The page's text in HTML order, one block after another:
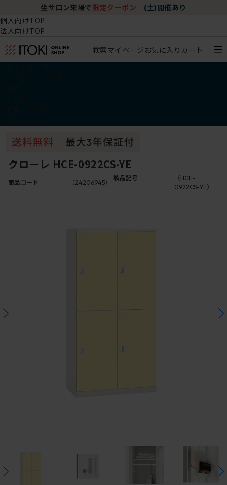
坐サロン来場で 限定クーポン (土)開催あり
個人向けTOP
法人向けTOP
検索マイページ お気に入り カート
クローレ HCE-0922CS-YE
商品コード （24206945）
製品記号
（HCE-
0922CS-YE）